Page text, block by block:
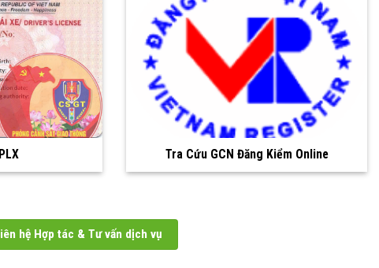
Khách hàng
hệ Hợp tác & Tư vấn dịch vụ